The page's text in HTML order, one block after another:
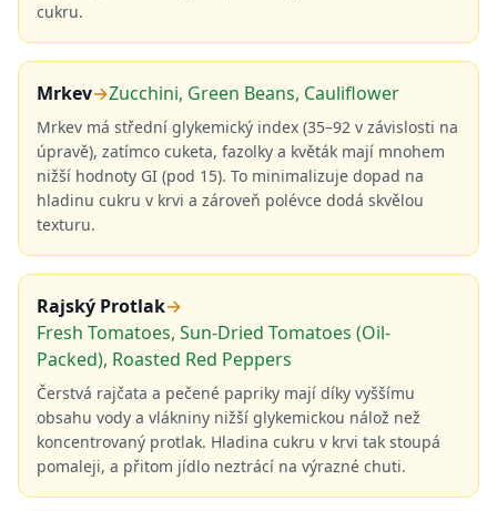
cukru.
Mrkev→Zucchini, Green Beans, Cauliflower
Mrkev má střední glykemický index (35–92 v závislosti na
úpravě), zatímco cuketa, fazolky a květák mají mnohem
nižší hodnoty GI (pod 15). To minimalizuje dopad na
hladinu cukru v krvi a zároveň polévce dodá skvělou
texturu.
Rajský Protlak→
Fresh Tomatoes, Sun-Dried Tomatoes (Oil-
Packed), Roasted Red Peppers
Čerstvá rajčata a pečené papriky mají díky vyššímu
obsahu vody a vlákniny nižší glykemickou nálož než
koncentrovaný protlak. Hladina cukru v krvi tak stoupá
pomaleji, a přitom jídlo neztrácí na výrazné chuti.